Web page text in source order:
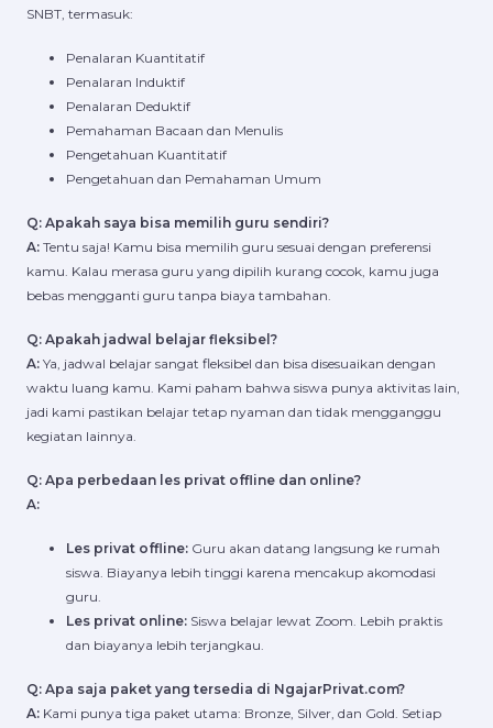
SNBT, termasuk:
Penalaran Kuantitatif
Penalaran Induktif
Penalaran Deduktif
Pemahaman Bacaan dan Menulis
Pengetahuan Kuantitatif
Pengetahuan dan Pemahaman Umum
Q: Apakah saya bisa memilih guru sendiri?
A:Tentu saja! Kamu bisa memilih guru sesuai dengan preferensi
kamu. Kalau merasa guru yang dipilih kurang cocok, kamu juga
bebas mengganti guru tanpa biaya tambahan.
Q: Apakah jadwal belajar fleksibel?
A:Ya, jadwal belajar sangat fleksibel dan bisa disesuaikan dengan
waktu luang kamu. Kami paham bahwa siswa punya aktivitas lain,
jadi kami pastikan belajar tetap nyaman dan tidak mengganggu
kegiatan lainnya.
Q: Apa perbedaan les privat offline dan online?
A:
Les privat offline:Guru akan datang langsung ke rumah
siswa. Biayanya lebih tinggi karena mencakup akomodasi
guru.
Les privat online:Siswa belajar lewat Zoom. Lebih praktis
dan biayanya lebih terjangkau.
Q: Apa saja paket yang tersedia di NgajarPrivat.com?
A:Kami punya tiga paket utama: Bronze, Silver, dan Gold. Setiap